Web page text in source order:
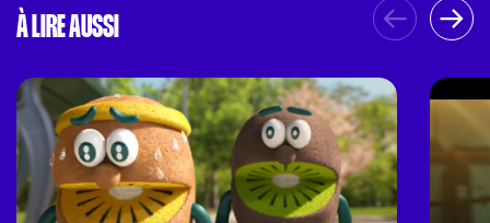
À LIRE AUSSI